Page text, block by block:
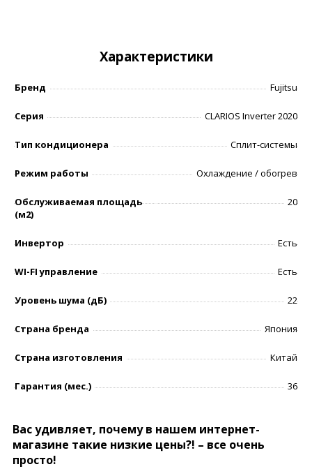
Характеристики
Бренд Fujitsu
Серия CLARIOS Inverter 2020
Тип кондиционера Сплит-системы
Режим работы Охлаждение / обогрев
Обслуживаемая площадь
(м2)
20
Инвертор Есть
WI-FI управление Есть
Уровень шумa (дБ) 22
Страна бренда Япония
Страна изготовления Китай
Гарантия (мес.) 36
Вас удивляет, почему в нашем интернет-
магазине такие низкие цены?! – все очень
просто!